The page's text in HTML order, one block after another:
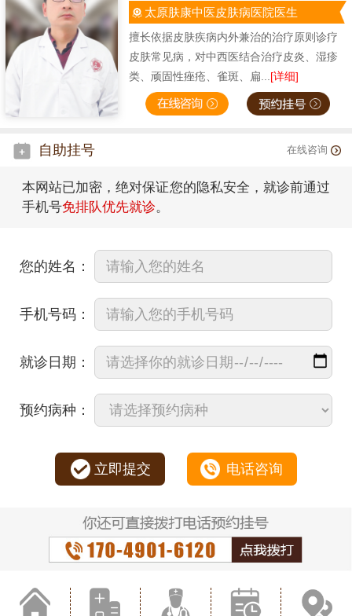
太原肤康中医皮肤病医院医生
擅长依据皮肤疾病内外兼治的治疗原则诊疗
皮肤常见病，对中西医结合治疗皮炎、湿疹
类、顽固性痤疮、雀斑、扁...[详细]
自助挂号 在线咨询
本网站已加密，绝对保证您的隐私安全，就诊前通过
手机号免排队优先就诊。
您的姓名：
手机号码：
就诊日期：
预约病种：
立即提交 电话咨询